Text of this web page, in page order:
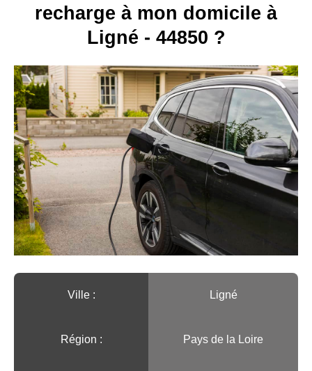
recharge à mon domicile à
Ligné - 44850 ?
Ville :️ Ligné
Région :️ Pays de la Loire